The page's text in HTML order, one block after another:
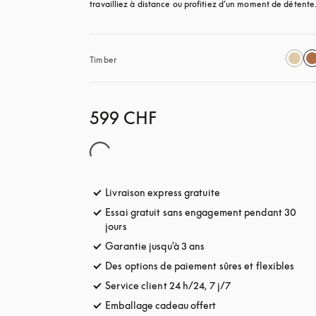
travailliez à distance ou profitiez d’un moment de détente.
Timber
599 CHF
Livraison express gratuite
Essai gratuit sans engagement pendant 30
jours
Garantie jusqu'à 3 ans
Des options de paiement sûres et flexibles
Service client 24 h/24, 7 j/7
Emballage cadeau offert